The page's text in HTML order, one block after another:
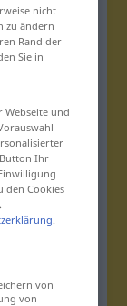
nicht
zu ändern
Rand der
Sie in
und
Ihr
den Cookies
.
von
von